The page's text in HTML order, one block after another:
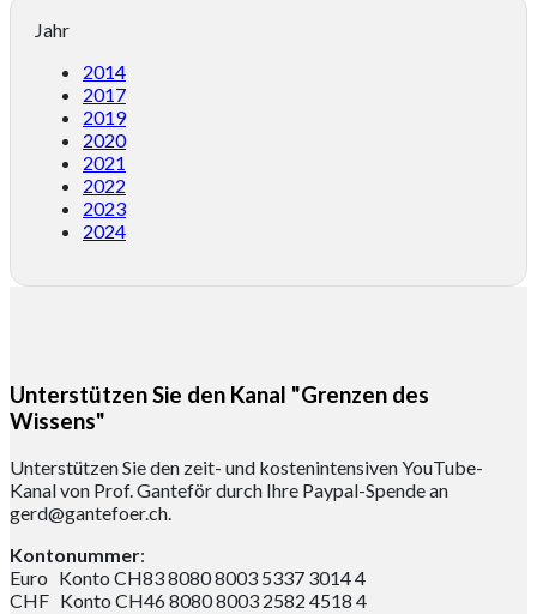
Jahr
2014
2017
2019
2020
2021
2022
2023
2024
Unterstützen Sie den Kanal "Grenzen des
Wissens"
Unterstützen Sie den zeit- und kostenintensiven YouTube-
Kanal von Prof. Ganteför durch Ihre Paypal-Spende an
gerd@gantefoer.ch.
Kontonummer:
Euro Konto CH83 8080 8003 5337 3014 4
CHF Konto CH46 8080 8003 2582 4518 4